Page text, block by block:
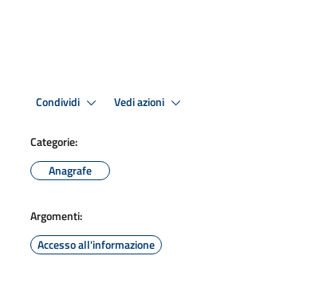
Condividi Vedi azioni
Categorie:
Anagrafe
Argomenti:
Accesso all'informazione